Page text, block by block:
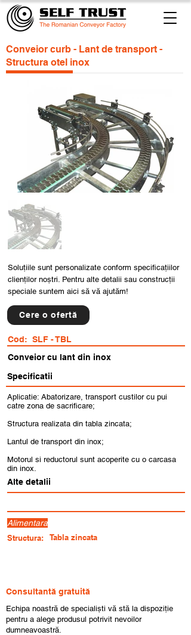
Conveior curb - Lant de transport -
Structura otel inox
Soluțiile sunt personalizate conform specificațiilor
clienților noștri. Pentru alte detalii sau construcții
speciale suntem aici să vă ajutăm!
Cere o ofertă
Cod: SLF - TBL
Conveior cu lant din inox
Specificatii
Aplicatie: Abatorizare, transport custilor cu pui
catre zona de sacrificare;
Structura realizata din tabla zincata;
Lantul de transport din inox;
Motorul si reductorul sunt acoperite cu o carcasa
din inox.
Alte detalii
Alimentara
Structura:
Tabla zincata
Consultantă gratuită
Echipa noastră de specialiști vă stă la dispoziție
pentru a alege produsul potrivit nevoilor
dumneavoastră.